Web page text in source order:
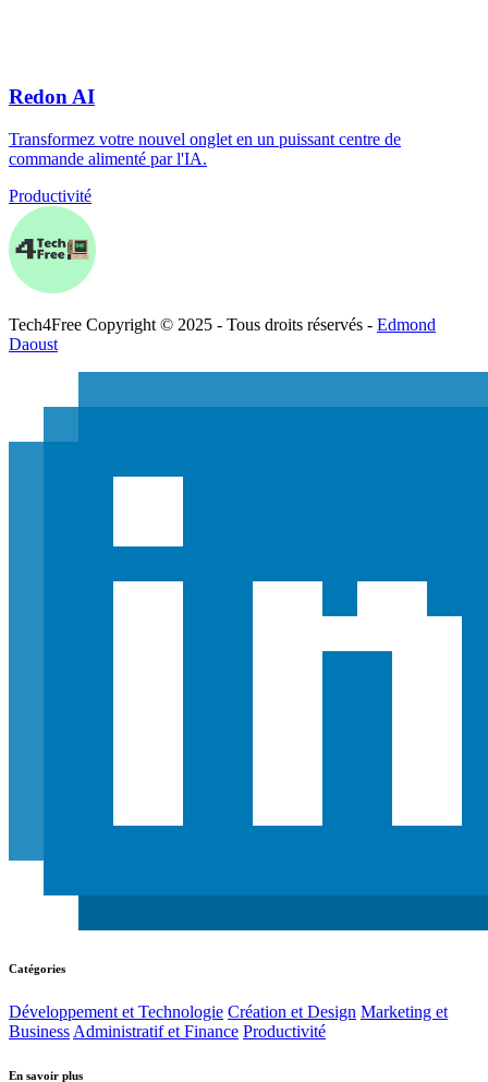
Redon AI
Transformez votre nouvel onglet en un puissant centre de
commande alimenté par l'IA.
Productivité
Tech4Free Copyright © 2025 - Tous droits réservés - Edmond
Daoust
Catégories
Développement et Technologie Création et Design Marketing et
Business Administratif et Finance Productivité
En savoir plus